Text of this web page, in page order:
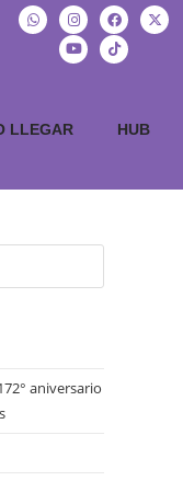
LLEGAR HUB
aniversario